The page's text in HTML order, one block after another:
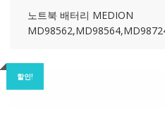
노트북 배터리 MEDION
할인!